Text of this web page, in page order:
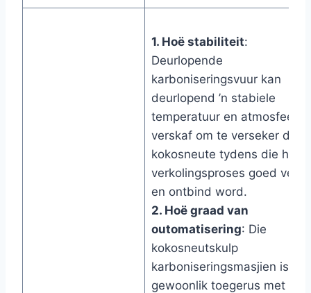
1. Hoë stabiliteit:
Deurlopende
karboniseringsvuur kan
deurlopend ’n stabiele
temperatuur en atmosfeer
verskaf om te verseker dat
kokosneute tydens die hele
verkolingsproses goed verhit
en ontbind word.
2. Hoë graad van
outomatisering: Die
kokosneutskulp
karboniseringsmasjien is
gewoonlik toegerus met ’n